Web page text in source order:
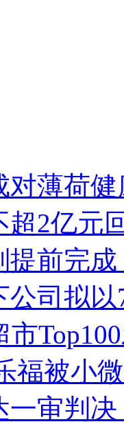
对薄荷
超2亿元
提前完
公司拟
市
福被小
审判